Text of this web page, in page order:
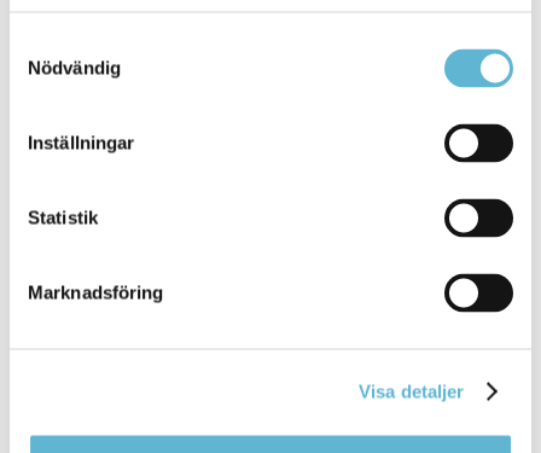
Nödvändig
Inställningar
Statistik
Marknadsföring
Visa detaljer
Kerstin Persson
(SMS0709-17 11 58)
den 9 October 2024